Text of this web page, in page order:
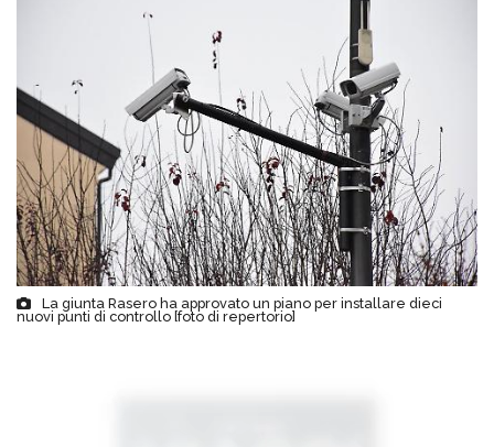
La giunta Rasero ha approvato un piano per installare dieci
nuovi punti di controllo [foto di repertorio]